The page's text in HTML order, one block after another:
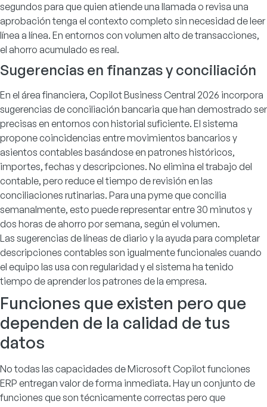
segundos para que quien atiende una llamada o revisa una
aprobación tenga el contexto completo sin necesidad de leer
línea a línea. En entornos con volumen alto de transacciones,
el ahorro acumulado es real.
Sugerencias en finanzas y conciliación
En el área financiera, Copilot Business Central 2026 incorpora
sugerencias de conciliación bancaria que han demostrado ser
precisas en entornos con historial suficiente. El sistema
propone coincidencias entre movimientos bancarios y
asientos contables basándose en patrones históricos,
importes, fechas y descripciones. No elimina el trabajo del
contable, pero reduce el tiempo de revisión en las
conciliaciones rutinarias. Para una pyme que concilia
semanalmente, esto puede representar entre 30 minutos y
dos horas de ahorro por semana, según el volumen.
Las sugerencias de líneas de diario y la ayuda para completar
descripciones contables son igualmente funcionales cuando
el equipo las usa con regularidad y el sistema ha tenido
tiempo de aprender los patrones de la empresa.
Funciones que existen pero que
dependen de la calidad de tus
datos
No todas las capacidades de Microsoft Copilot funciones
ERP entregan valor de forma inmediata. Hay un conjunto de
funciones que son técnicamente correctas pero que